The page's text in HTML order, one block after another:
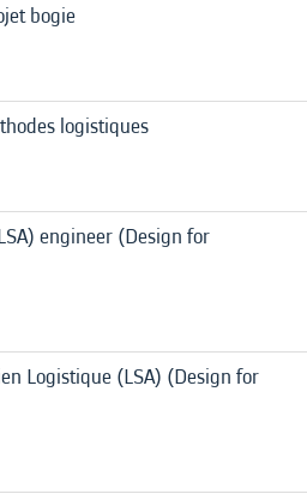
bogie
logistiques
engineer (Design for
Logistique (LSA) (Design for